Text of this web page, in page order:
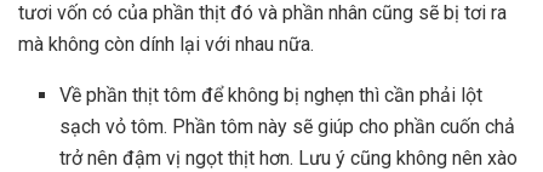
tươi vốn có của phần thịt đó và phần nhân cũng sẽ bị tơi ra
mà không còn dính lại với nhau nữa.
Về phần thịt tôm để không bị nghẹn thì cần phải lột
sạch vỏ tôm. Phần tôm này sẽ giúp cho phần cuốn chả
trở nên đậm vị ngọt thịt hơn. Lưu ý cũng không nên xào